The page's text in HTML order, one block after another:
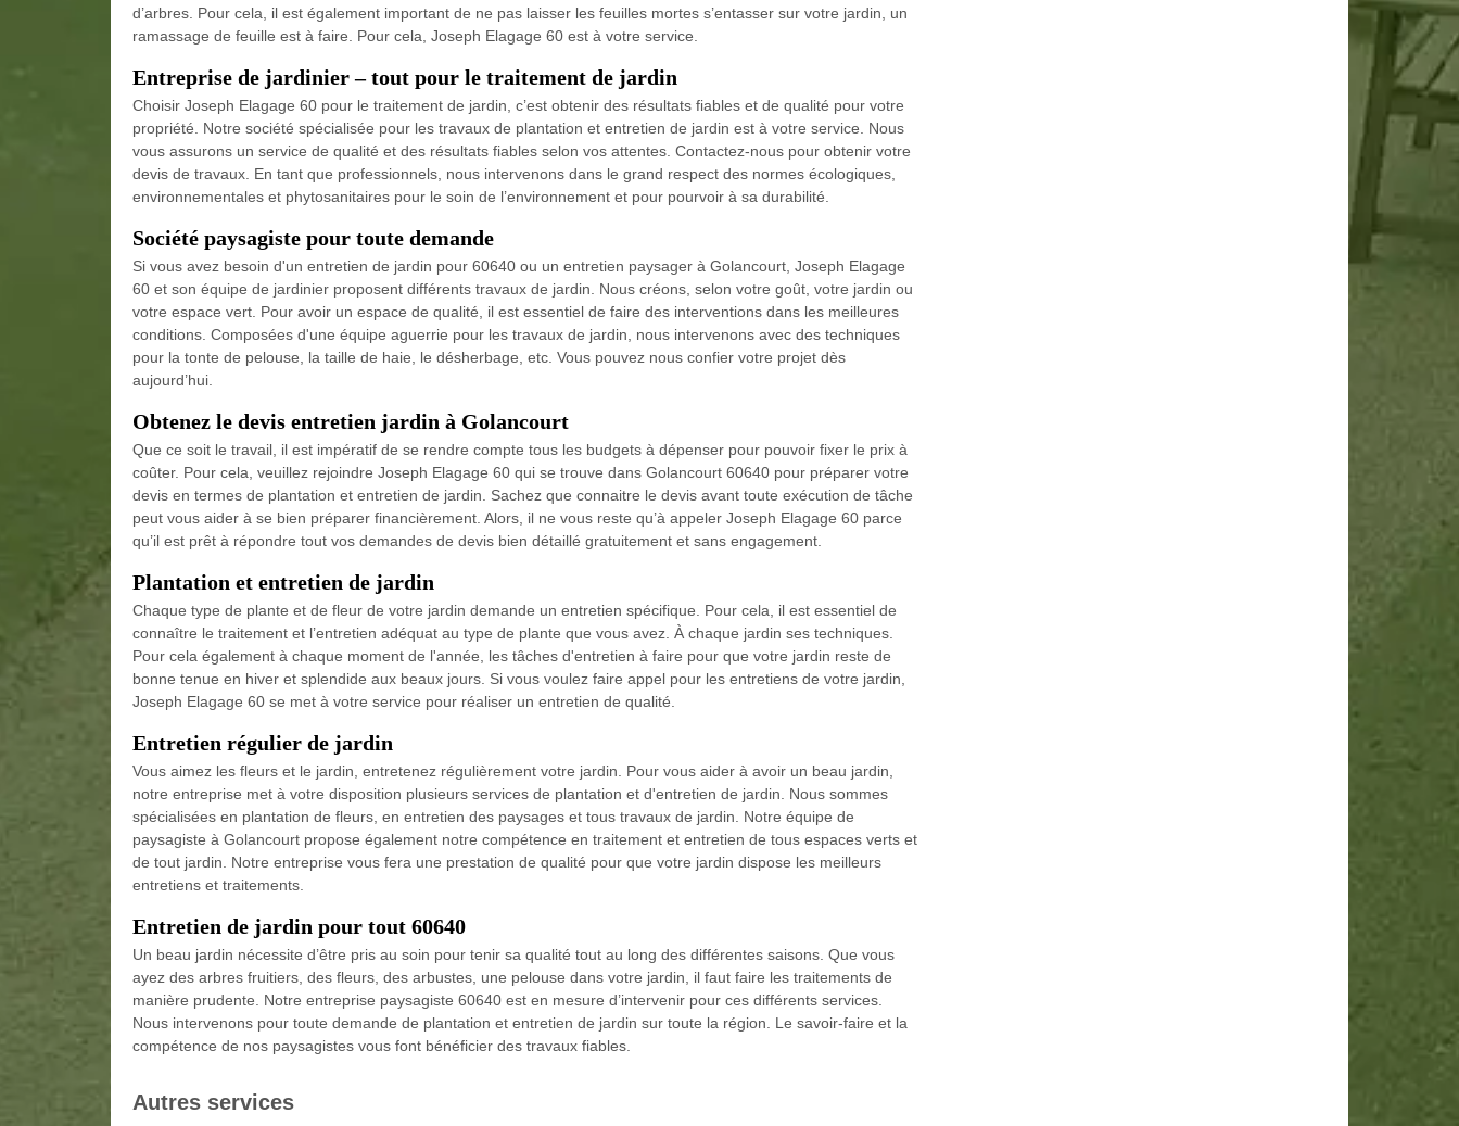
d’arbres. Pour cela, il est également important de ne pas laisser les feuilles mortes s’entasser sur votre jardin, un
ramassage de feuille est à faire. Pour cela, Joseph Elagage 60 est à votre service.
Entreprise de jardinier – tout pour le traitement de jardin
Choisir Joseph Elagage 60 pour le traitement de jardin, c’est obtenir des résultats fiables et de qualité pour votre
propriété. Notre société spécialisée pour les travaux de plantation et entretien de jardin est à votre service. Nous
vous assurons un service de qualité et des résultats fiables selon vos attentes. Contactez-nous pour obtenir votre
devis de travaux. En tant que professionnels, nous intervenons dans le grand respect des normes écologiques,
environnementales et phytosanitaires pour le soin de l’environnement et pour pourvoir à sa durabilité.
Société paysagiste pour toute demande
Si vous avez besoin d'un entretien de jardin pour 60640 ou un entretien paysager à Golancourt, Joseph Elagage
60 et son équipe de jardinier proposent différents travaux de jardin. Nous créons, selon votre goût, votre jardin ou
votre espace vert. Pour avoir un espace de qualité, il est essentiel de faire des interventions dans les meilleures
conditions. Composées d'une équipe aguerrie pour les travaux de jardin, nous intervenons avec des techniques
pour la tonte de pelouse, la taille de haie, le désherbage, etc. Vous pouvez nous confier votre projet dès
aujourd’hui.
Obtenez le devis entretien jardin à Golancourt
Que ce soit le travail, il est impératif de se rendre compte tous les budgets à dépenser pour pouvoir fixer le prix à
coûter. Pour cela, veuillez rejoindre Joseph Elagage 60 qui se trouve dans Golancourt 60640 pour préparer votre
devis en termes de plantation et entretien de jardin. Sachez que connaitre le devis avant toute exécution de tâche
peut vous aider à se bien préparer financièrement. Alors, il ne vous reste qu’à appeler Joseph Elagage 60 parce
qu’il est prêt à répondre tout vos demandes de devis bien détaillé gratuitement et sans engagement.
Plantation et entretien de jardin
Chaque type de plante et de fleur de votre jardin demande un entretien spécifique. Pour cela, il est essentiel de
connaître le traitement et l’entretien adéquat au type de plante que vous avez. À chaque jardin ses techniques.
Pour cela également à chaque moment de l'année, les tâches d'entretien à faire pour que votre jardin reste de
bonne tenue en hiver et splendide aux beaux jours. Si vous voulez faire appel pour les entretiens de votre jardin,
Joseph Elagage 60 se met à votre service pour réaliser un entretien de qualité.
Entretien régulier de jardin
Vous aimez les fleurs et le jardin, entretenez régulièrement votre jardin. Pour vous aider à avoir un beau jardin,
notre entreprise met à votre disposition plusieurs services de plantation et d'entretien de jardin. Nous sommes
spécialisées en plantation de fleurs, en entretien des paysages et tous travaux de jardin. Notre équipe de
paysagiste à Golancourt propose également notre compétence en traitement et entretien de tous espaces verts et
de tout jardin. Notre entreprise vous fera une prestation de qualité pour que votre jardin dispose les meilleurs
entretiens et traitements.
Entretien de jardin pour tout 60640
Un beau jardin nécessite d’être pris au soin pour tenir sa qualité tout au long des différentes saisons. Que vous
ayez des arbres fruitiers, des fleurs, des arbustes, une pelouse dans votre jardin, il faut faire les traitements de
manière prudente. Notre entreprise paysagiste 60640 est en mesure d’intervenir pour ces différents services.
Nous intervenons pour toute demande de plantation et entretien de jardin sur toute la région. Le savoir-faire et la
compétence de nos paysagistes vous font bénéficier des travaux fiables.
Autres services